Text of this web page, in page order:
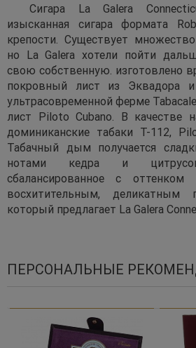
Сигара La Galera
изысканная сигара формата
крепости. Существует
но La Galera хотели пойти
свою собственную. изготовлено
покровный лист из Эквадора
ультрасовременной ферме
лист Piloto Cubano. В качестве
доминиканские табаки T-112,
Табачный дым получается
нотами кедра и
сбалансированное с оттенком
восхитительным, деликатным
который предлагает La Galera
ПЕРСОНАЛЬНЫЕ